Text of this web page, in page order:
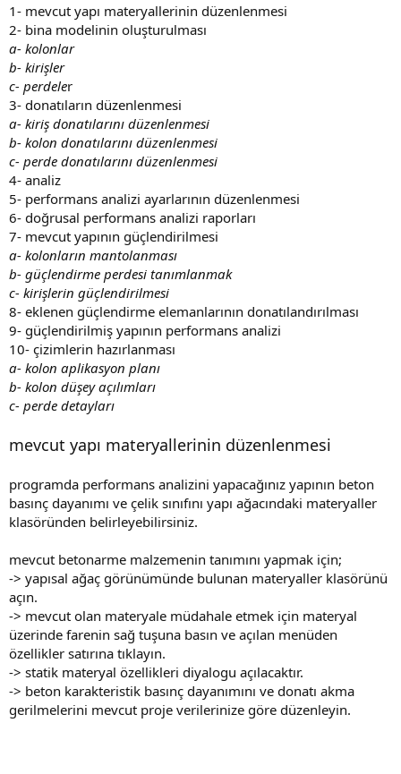
1- mevcut yapı materyallerinin düzenlenmesi
2- bina modelinin oluşturulması
a- kolonlar
b- kirişler
c- perdeler
3- donatıların düzenlenmesi
a- kiriş donatılarını düzenlenmesi
b- kolon donatılarını düzenlenmesi
c- perde donatılarını düzenlenmesi
4- analiz
5- performans analizi ayarlarının düzenlenmesi
6- doğrusal performans analizi raporları
7- mevcut yapının güçlendirilmesi
a- kolonların mantolanması
b- güçlendirme perdesi tanımlanmak
c- kirişlerin güçlendirilmesi
8- eklenen güçlendirme elemanlarının donatılandırılması
9- güçlendirilmiş yapının performans analizi
10- çizimlerin hazırlanması
a- kolon aplikasyon planı
b- kolon düşey açılımları
c- perde detayları
mevcut yapı materyallerinin düzenlenmesi
programda performans analizini yapacağınız yapının beton
basınç dayanımı ve çelik sınıfını yapı ağacındaki materyaller
klasöründen belirleyebilirsiniz.
mevcut betonarme malzemenin tanımını yapmak için;
-> yapısal ağaç görünümünde bulunan materyaller klasörünü
açın.
-> mevcut olan materyale müdahale etmek için materyal
üzerinde farenin sağ tuşuna basın ve açılan menüden
özellikler satırına tıklayın.
-> statik materyal özellikleri diyalogu açılacaktır.
-> beton karakteristik basınç dayanımını ve donatı akma
gerilmelerini mevcut proje verilerinize göre düzenleyin.